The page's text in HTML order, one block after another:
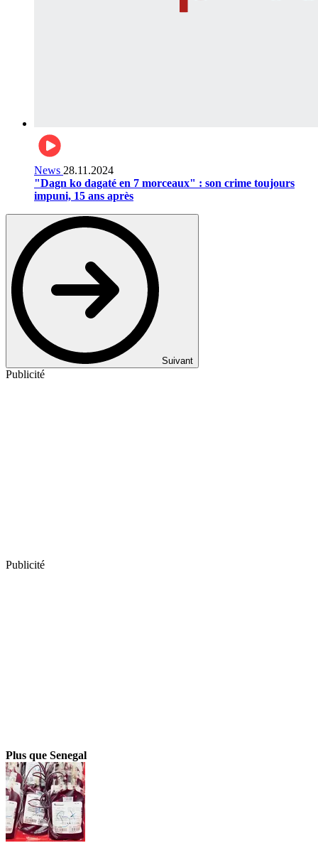
News 28.11.2024
"Dagn ko dagaté en 7 morceaux" : son crime toujours
impuni, 15 ans après
Suivant
Publicité
Publicité
Plus que Senegal